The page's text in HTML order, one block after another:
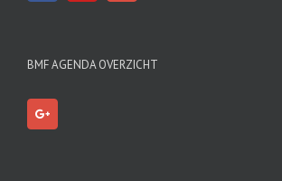
BMF AGENDA OVERZICHT